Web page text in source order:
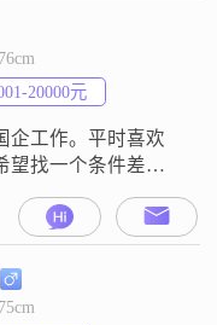
家 有点宅 偶尔运
20000元
企工作。平时喜欢
望找一个条件差不